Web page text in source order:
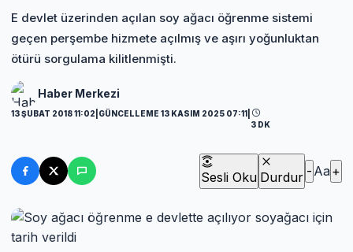
E devlet üzerinden açılan soy ağacı öğrenme sistemi
geçen perşembe hizmete açılmış ve aşırı yoğunluktan
ötürü sorgulama kilitlenmişti.
Haber Merkezi
13 ŞUBAT 2018 11:02 GÜNCELLEME 13 KASIM 2025 07:11
3 DK
Sesli Oku Durdur - Aa+